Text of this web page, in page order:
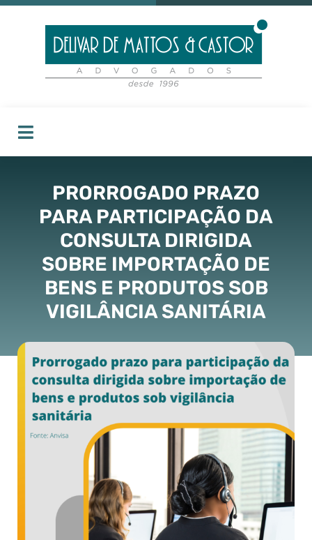
PRORROGADO PRAZO
PARA PARTICIPAÇÃO DA
CONSULTA DIRIGIDA
SOBRE IMPORTAÇÃO DE
BENS E PRODUTOS SOB
VIGILÂNCIA SANITÁRIA